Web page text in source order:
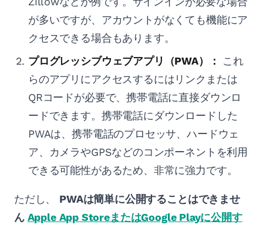
が多いですが、アカウントがなくても機能にア
クセスできる場合もあります。
プログレッシブウェブアプリ（PWA）：
これ
らのアプリにアクセスするにはリンクまたは
QRコードが必要で、携帯電話に直接ダウンロ
ードできます。携帯電話にダウンロードした
PWAは、携帯電話のプロセッサ、ハードウェ
ア、カメラやGPSなどのコンポーネントを利用
できる可能性があるため、非常に強力です。
ただし、 PWAは簡単に公開することはできませ
ん Apple App StoreまたはGoogle Playに公開す